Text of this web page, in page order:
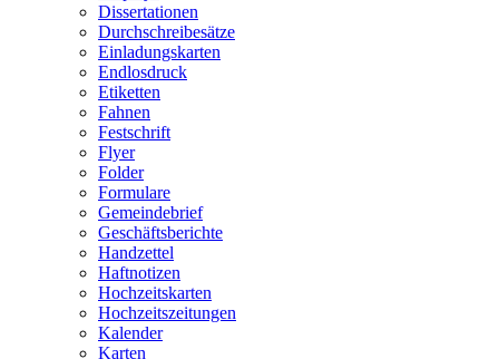
Dissertationen
Durchschreibesätze
Einladungskarten
Endlosdruck
Etiketten
Fahnen
Festschrift
Flyer
Folder
Formulare
Gemeindebrief
Geschäftsberichte
Handzettel
Haftnotizen
Hochzeitskarten
Hochzeitszeitungen
Kalender
Karten